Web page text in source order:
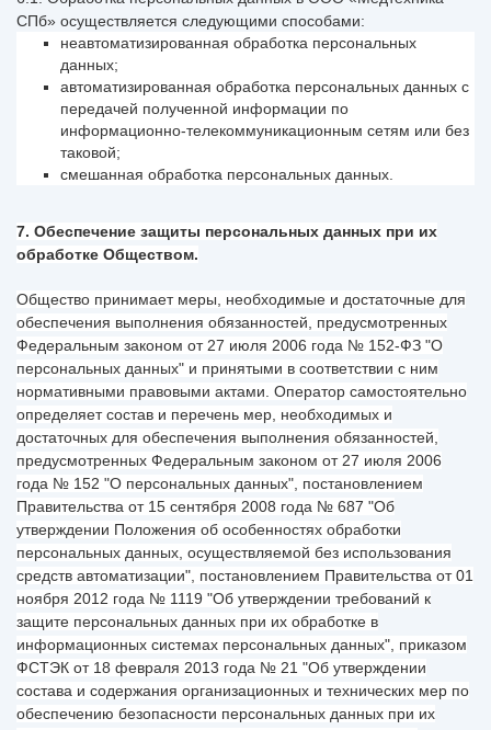
СПб» осуществляется следующими способами:
неавтоматизированная обработка персональных
данных;
автоматизированная обработка персональных данных с
передачей полученной информации по
информационно-телекоммуникационным сетям или без
таковой;
смешанная обработка персональных данных.
7. Обеспечение защиты персональных данных при их
обработке Обществом.
Общество принимает меры, необходимые и достаточные для
обеспечения выполнения обязанностей, предусмотренных
Федеральным законом от 27 июля 2006 года № 152-ФЗ "О
персональных данных" и принятыми в соответствии с ним
нормативными правовыми актами. Оператор самостоятельно
определяет состав и перечень мер, необходимых и
достаточных для обеспечения выполнения обязанностей,
предусмотренных Федеральным законом от 27 июля 2006
года № 152 "О персональных данных", постановлением
Правительства от 15 сентября 2008 года № 687 "Об
утверждении Положения об особенностях обработки
персональных данных, осуществляемой без использования
средств автоматизации", постановлением Правительства от 01
ноября 2012 года № 1119 "Об утверждении требований к
защите персональных данных при их обработке в
информационных системах персональных данных", приказом
ФСТЭК от 18 февраля 2013 года № 21 "Об утверждении
состава и содержания организационных и технических мер по
обеспечению безопасности персональных данных при их